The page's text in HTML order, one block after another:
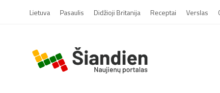
Lietuva Pasaulis Didžioji Britanija Receptai Verslas
S